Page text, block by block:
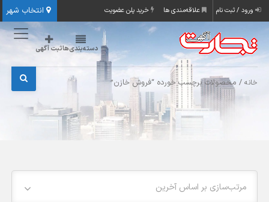
انتخاب شهر ورود / ثبت نام علاقه‌مندی ها خرید پلن عضویت
دسته‌بندی‌هاثبت آگهی
خانه / محصولات برچسب خورده “فروش خازن”
مرتب‌سازی بر اساس آخرین